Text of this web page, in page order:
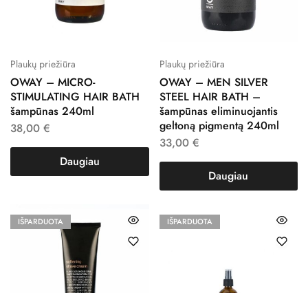
Plaukų priežiūra
OWAY – MICRO-
STIMULATING HAIR BATH
šampūnas 240ml
38,00 €
Daugiau
Plaukų priežiūra
OWAY – MEN SILVER
STEEL HAIR BATH –
šampūnas eliminuojantis
geltoną pigmentą 240ml
33,00 €
Daugiau
IŠPARDUOTA IŠPARDUOTA